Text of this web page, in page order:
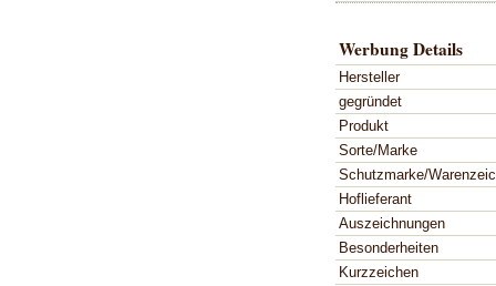
Werbung Details
Hersteller
gegründet
Produkt
Sorte/Marke
Schutzmarke/
Hoflieferant
Auszeichnungen
Besonderheiten
Kurzzeichen